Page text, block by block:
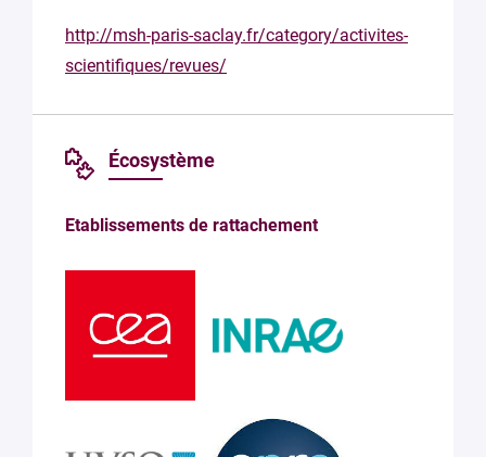
http://msh-paris-saclay.fr/category/activites-
scientifiques/revues/
Écosystème
Etablissements de rattachement